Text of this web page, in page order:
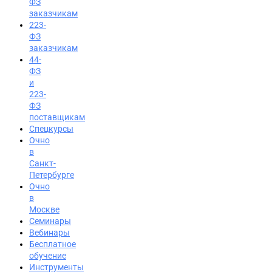
Вход на портал
8 (495) 228-47-43
заказчикам
223-
ФЗ
заказчикам
44-
ФЗ
и
223-
ФЗ
поставщикам
Спецкурсы
Очно
в
Санкт-
Петербурге
Очно
в
Москве
Семинары
Вебинары
Бесплатное
обучение
Инструменты